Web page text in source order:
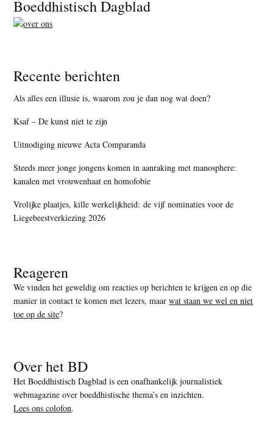
Boeddhistisch Dagblad
Recente berichten
Als alles een illusie is, waarom zou je dan nog wat doen?
Ksaf – De kunst niet te zijn
Uitnodiging nieuwe Acta Comparanda
Steeds meer jonge jongens komen in aanraking met manosphere:
kanalen met vrouwenhaat en homofobie
Vrolijke plaatjes, kille werkelijkheid: de vijf nominaties voor de
Liegebeestverkiezing 2026
Reageren
We vinden het geweldig om reacties op berichten te krijgen en op die
manier in contact te komen met lezers, maarwat staan we wel en niet
toe op de site?
Over het BD
Het Boeddhistisch Dagblad is een onafhankelijk journalistiek
webmagazine over boeddhistische thema’s en inzichten.
Lees ons colofon.